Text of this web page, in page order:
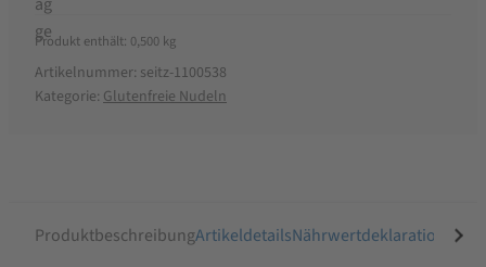
Produkt enthält: 0,500 kg
Artikelnummer: seitz-1100538
Kategorie: Glutenfreie Nudeln
ProduktbeschreibungArtikeldetailsNährwertdeklaration